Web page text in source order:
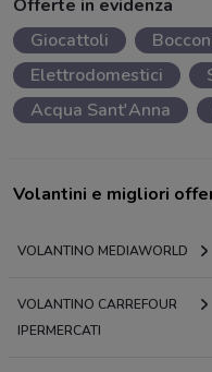
Offerte in evidenza
Giocattoli
Elettrodomestici
Acqua Sant'Anna
Volantini e migliori
VOLANTINO MEDIAWORLD
VOLANTINO CARREFOUR
IPERMERCATI